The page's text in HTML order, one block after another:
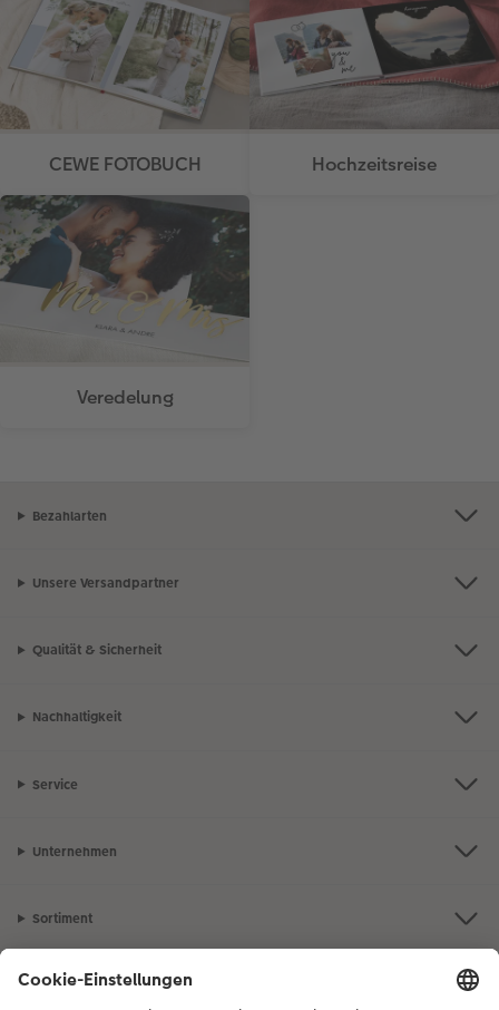
CEWE FOTOBUCH Hochzeitsreise
Veredelung
Bezahlarten
Unsere Versandpartner
Qualität & Sicherheit
Nachhaltigkeit
Service
Unternehmen
Sortiment
Inspiration